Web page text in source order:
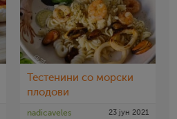
Тестенини со морски
плодови
nadicaveles 23 јун 2021